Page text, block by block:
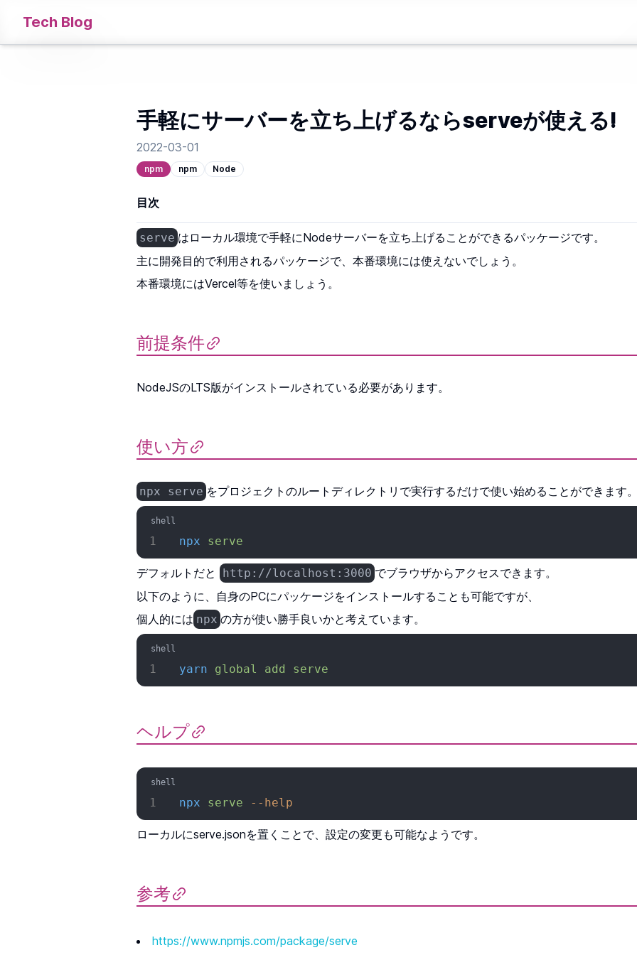
Tech Blog
手軽にサーバーを立ち上げるならserveが使える!
2022-03-01
npm npm Node
目次
serve はローカル環境で手軽にNodeサーバーを立ち上げることができるパッケージです。
主に開発目的で利用されるパッケージで、本番環境には使えないでしょう。
本番環境にはVercel等を使いましょう。
前提条件
NodeJSのLTS版がインストールされている必要があります。
使い方
npx serve をプロジェクトのルートディレクトリで実行するだけで使い始めることができます
npx serve
デフォルトだと http://localhost:3000 でブラウザからアクセスできます。
以下のように、自身のPCにパッケージをインストールすることも可能ですが、
個人的には npx の方が使い勝手良いかと考えています。
yarn global add serve
ヘルプ
npx serve --help
ローカルにserve.jsonを置くことで、設定の変更も可能なようです。
参考
https://www.npmjs.com/package/serve